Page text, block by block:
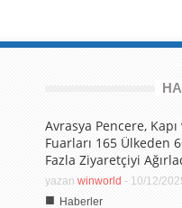
Avrasya Pencere, Kapı
Fuarları 165 Ülkeden
Fazla Ziyaretçiyi
yazan winworld - 10/12/
■ Haberler